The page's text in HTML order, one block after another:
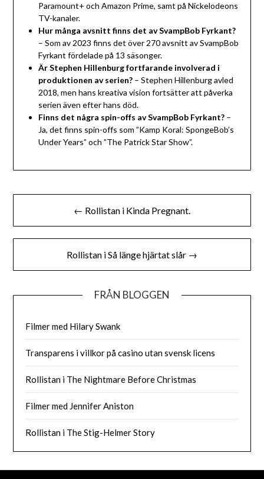
Paramount+ och Amazon Prime, samt på Nickelodeons
TV-kanaler.
Hur många avsnitt finns det av SvampBob Fyrkant?
– Som av 2023 finns det över 270 avsnitt av SvampBob
Fyrkant fördelade på 13 säsonger.
Är Stephen Hillenburg fortfarande involverad i
produktionen av serien?– Stephen Hillenburg avled
2018, men hans kreativa vision fortsätter att påverka
serien även efter hans död.
Finns det några spin-offs av SvampBob Fyrkant?–
Ja, det finns spin-offs som ”Kamp Koral: SpongeBob’s
Under Years” och ”The Patrick Star Show”.
Inläggsnavigering
← Rollistan i Kinda Pregnant.
Rollistan i Så länge hjärtat slår →
FRÅN BLOGGEN
Filmer med Hilary Swank
Transparens i villkor på casino utan svensk licens
Rollistan i The Nightmare Before Christmas
Filmer med Jennifer Aniston
Rollistan i The Stig-Helmer Story